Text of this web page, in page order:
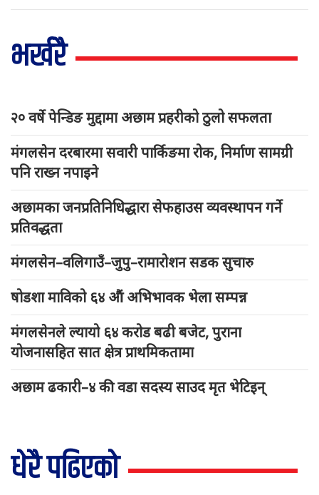
भर्खरै
२० वर्षे पेन्डिङ मुद्दामा अछाम प्रहरीको ठुलो सफलता
मंगलसेन दरबारमा सवारी पार्किङमा रोक, निर्माण सामग्री
पनि राख्न नपाइने
अछामका जनप्रतिनिधिद्धारा सेफहाउस व्यवस्थापन गर्ने
प्रतिवद्धता
मंगलसेन–वलिगाउँ–जुपु–रामारोशन सडक सुचारु
षोडशा माविको ६४ औं अभिभावक भेला सम्पन्न
मंगलसेनले ल्यायो ६४ करोड बढी बजेट, पुराना
योजनासहित सात क्षेत्र प्राथमिकतामा
अछाम ढकारी–४ की वडा सदस्य साउद मृत भेटिइन्
धेरै पढिएको